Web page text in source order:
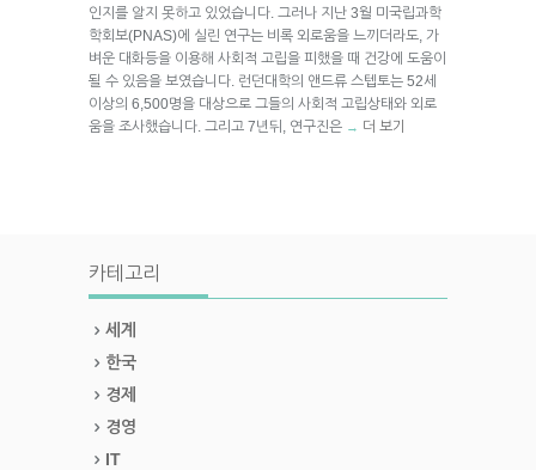
인지를 알지 못하고 있었습니다. 그러나 지난 3월 미국립과학
학회보(PNAS)에 실린 연구는 비록 외로움을 느끼더라도, 가
벼운 대화등을 이용해 사회적 고립을 피했을 때 건강에 도움이
될 수 있음을 보였습니다. 런던대학의 앤드류 스텝토는 52세
이상의 6,500명을 대상으로 그들의 사회적 고립상태와 외로
움을 조사했습니다. 그리고 7년뒤, 연구진은 → 더 보기
카테고리
세계
한국
경제
경영
IT